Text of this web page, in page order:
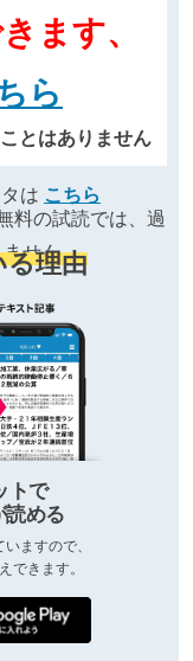
ます、
ら
とはありません
は こちら
料の試読では、過
せん
る理由
トで
読める
ますので、
できます。